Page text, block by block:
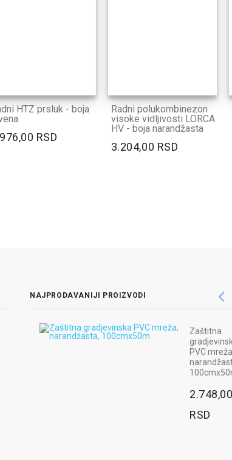
HTZ prsluk - boja
RSD
Radni polukombinezon
visoke vidljivosti LORCA
HV - boja narandžasta
3.204,00 RSD
NAJPRODAVANIJI PROIZVODI
-
Zaštitna
gradjevinska
PVC mreža,
narandžasta,
100cmx50m
2.748,00
RSD